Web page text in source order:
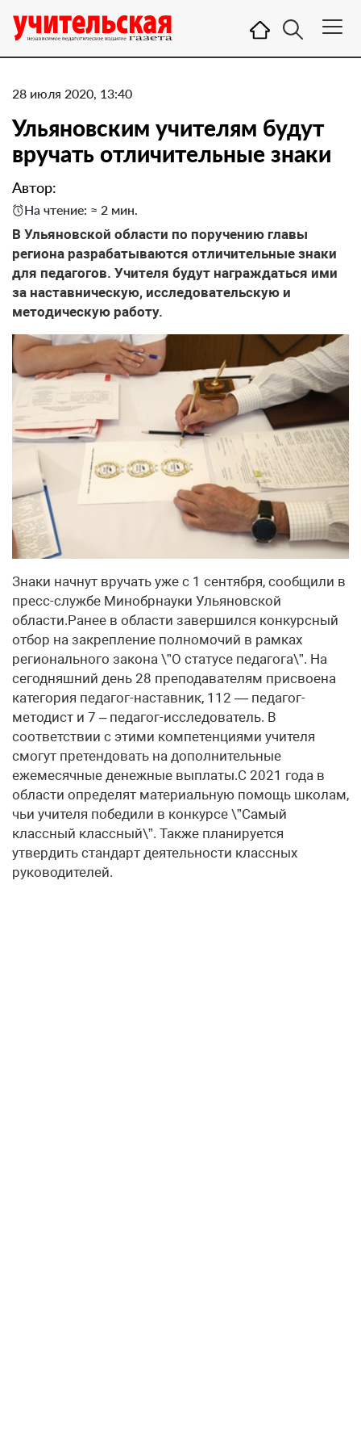
28 июля 2020, 13:40
Ульяновским учителям будут
вручать отличительные знаки
Автор:
На чтение: ≈ 2 мин.
В Ульяновской области по поручению главы
региона разрабатываются отличительные знаки
для педагогов. Учителя будут награждаться ими
за наставническую, исследовательскую и
методическую работу.
Знаки начнут вручать уже с 1 сентября, сообщили в
пресс-службе Минобрнауки Ульяновской
области.Ранее в области завершился конкурсный
отбор на закрепление полномочий в рамках
регионального закона \”О статусе педагога\”. На
сегодняшний день 28 преподавателям присвоена
категория педагог-наставник, 112 — педагог-
методист и 7 – педагог-исследователь. В
соответствии с этими компетенциями учителя
смогут претендовать на дополнительные
ежемесячные денежные выплаты.С 2021 года в
области определят материальную помощь школам,
чьи учителя победили в конкурсе \”Самый
классный классный\”. Также планируется
утвердить стандарт деятельности классных
руководителей.